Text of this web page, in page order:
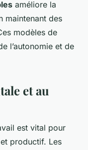
améliore la
maintenant des
modèles de
l’autonomie et de
et au
est vital pour
productif. Les